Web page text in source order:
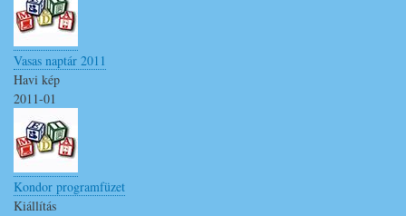
Vasas naptár 2011
Havi kép
2011-01
Kondor programfüzet
Kiállítás